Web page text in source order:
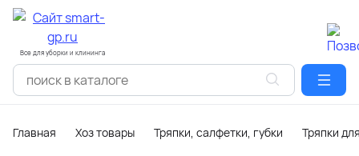
Все для уборки и клининга
Главная Хоз товары Тряпки, салфетки, губки Тряпки